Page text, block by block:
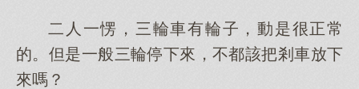
二人一愣，三輪車有輪子，動是很正常
的。但是一般三輪停下來，不都該把剎車放下
來嗎？